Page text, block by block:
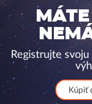
Registrujte
Kúpiť